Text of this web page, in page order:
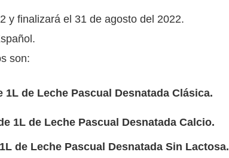
y finalizará el 31 de agosto del 2022.
son:
1L de Leche Pascual Desnatada Clásica.
de Leche Pascual Desnatada Calcio.
Leche Pascual Desnatada Sin Lactosa.